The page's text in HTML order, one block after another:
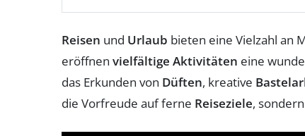
Reisen und Urlaub bieten eine Vielzahl an
eröffnen vielfältige Aktivitäten eine
das Erkunden von Düften, kreative
die Vorfreude auf ferne Reiseziele,